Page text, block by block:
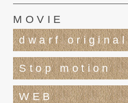
MOVIE
dwarf original
Stop motion
WEB